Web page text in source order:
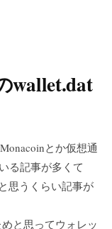
wallet.dat
とか仮想通
る記事が多くて
思うくらい記事が
と思ってウォレッ